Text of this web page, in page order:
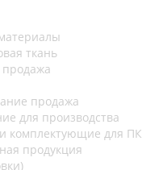
ткань
продажа
для производства
комплектующие для ПК
продукция